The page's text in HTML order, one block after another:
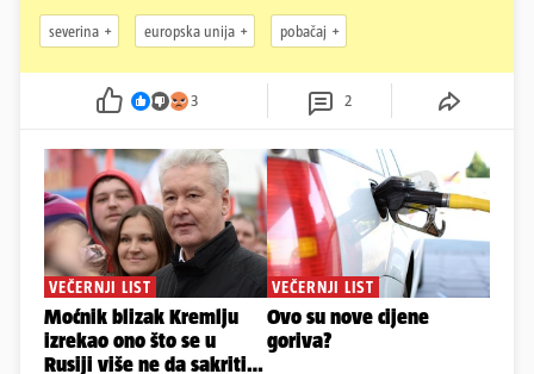
severina europska unija pobačaj
3 2